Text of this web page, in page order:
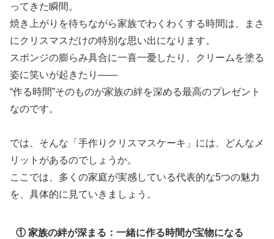
ってきた瞬間。
焼き上がりを待ちながら家族でわくわくする時間は、まさ
にクリスマスだけの特別な思い出になります。
スポンジの膨らみ具合に一喜一憂したり、クリームを塗る
姿に笑いが起きたり——
“作る時間”そのものが家族の絆を深める最高のプレゼント
なのです。
では、そんな「手作りクリスマスケーキ」には、どんなメ
リットがあるのでしょうか。
ここでは、多くの家庭が実感している代表的な5つの魅力
を、具体的に見ていきましょう。
① 家族の絆が深まる：一緒に作る時間が宝物になる